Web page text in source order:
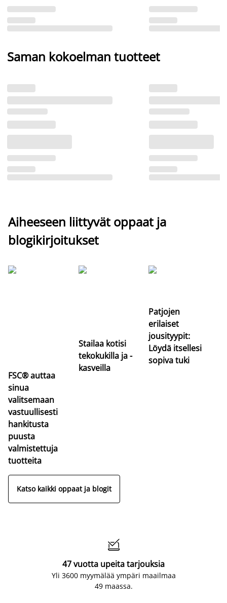
Saman kokoelman tuotteet
Aiheeseen liittyvät oppaat ja
blogikirjoitukset
FSC® auttaa
sinua
valitsemaan
vastuullisesti
hankitusta
puusta
valmistettuja
tuotteita
Stailaa kotisi
tekokukilla ja -
kasveilla
Patjojen
erilaiset
jousityypit:
Löydä itsellesi
sopiva tuki
Katso kaikki oppaat ja blogit

47 vuotta upeita tarjouksia
Yli 3600 myymälää ympäri maailmaa
49 maassa.